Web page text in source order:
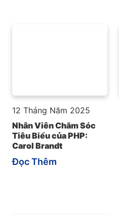
12 Tháng Năm 2025
Nhân Viên Chăm Sóc
Tiêu Biểu của PHP:
Carol Brandt
Đọc Thêm